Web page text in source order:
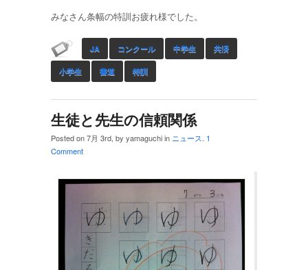
みなさん条幅の特訓お疲れ様でした。
JA コンクール 中学生 共済
小学生 書道 特訓
生徒と先生の信頼関係
Posted on 7月 3rd, by yamaguchi in ニュース. 1
Comment